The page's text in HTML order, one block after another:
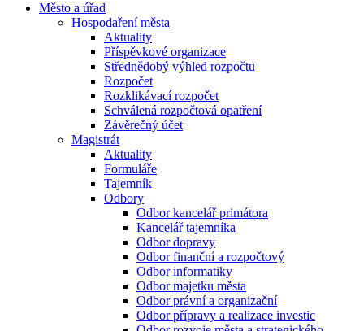
Město a úřad
Hospodaření města
Aktuality
Příspěvkové organizace
Střednědobý výhled rozpočtu
Rozpočet
Rozklikávací rozpočet
Schválená rozpočtová opatření
Závěrečný účet
Magistrát
Aktuality
Formuláře
Tajemník
Odbory
Odbor kancelář primátora
Kancelář tajemníka
Odbor dopravy
Odbor finanční a rozpočtový
Odbor informatiky
Odbor majetku města
Odbor právní a organizační
Odbor přípravy a realizace investic